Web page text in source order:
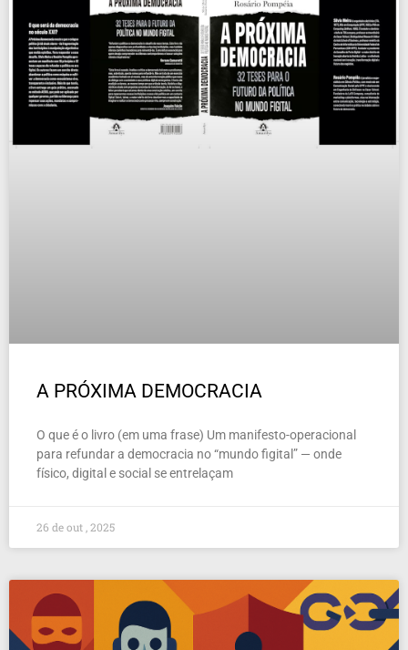
A PRÓXIMA DEMOCRACIA
O que é o livro (em uma frase) Um manifesto-operacional
para refundar a democracia no “mundo figital” — onde
físico, digital e social se entrelaçam
26 de out , 2025